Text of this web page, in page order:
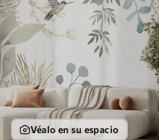
Véalo en su espacio